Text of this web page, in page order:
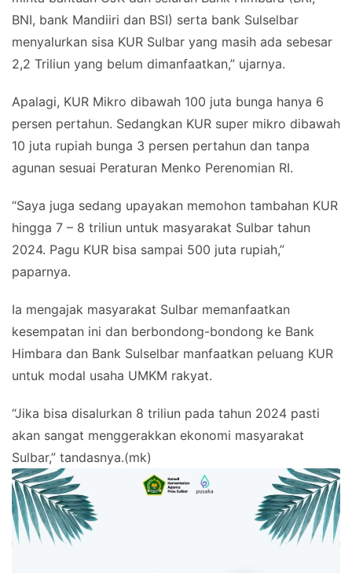
BNI, bank Mandiiri dan BSI) serta bank Sulselbar
menyalurkan sisa KUR Sulbar yang masih ada sebesar
2,2 Triliun yang belum dimanfaatkan,” ujarnya.
Apalagi, KUR Mikro dibawah 100 juta bunga hanya 6
persen pertahun. Sedangkan KUR super mikro dibawah
10 juta rupiah bunga 3 persen pertahun dan tanpa
agunan sesuai Peraturan Menko Perenomian RI.
“Saya juga sedang upayakan memohon tambahan KUR
hingga 7 – 8 triliun untuk masyarakat Sulbar tahun
2024. Pagu KUR bisa sampai 500 juta rupiah,”
paparnya.
Ia mengajak masyarakat Sulbar memanfaatkan
kesempatan ini dan berbondong-bondong ke Bank
Himbara dan Bank Sulselbar manfaatkan peluang KUR
untuk modal usaha UMKM rakyat.
“Jika bisa disalurkan 8 triliun pada tahun 2024 pasti
akan sangat menggerakkan ekonomi masyarakat
Sulbar,” tandasnya.(mk)